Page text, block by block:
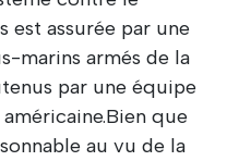
est assurée par une
marins armés de la
par une équipe
que
au vu de la